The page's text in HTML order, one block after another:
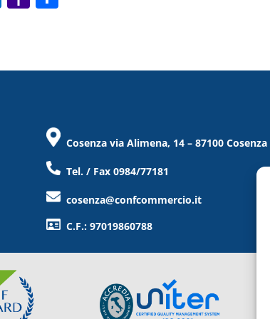
o o
ai
di
Cosenza via Alimena, 14 – 87100 Cosenza
Tel. / Fax 0984/77181
cosenza@confcommercio.it
C.F.: 97019860788